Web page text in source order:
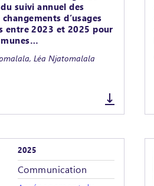
suivi annuel des
d’usages
entre 2023 et 2025 pour
Léa Njatomalala
2025
Communication